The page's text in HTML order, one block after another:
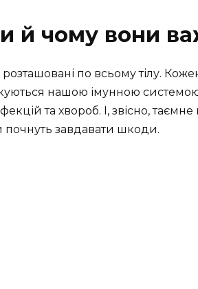
й чому вони
по всьому тілу.
нашою імунною
та хвороб. І, звісно,
почнуть завдавати шкоди.